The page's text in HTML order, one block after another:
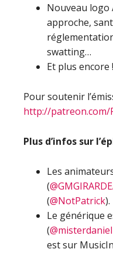
Nouveau logo
approche,
swatting…
Et plus encore !
Pour soutenir
http://patreon.com/
Plus d’infos sur
Les
(
(@NotPatrick).
Le générique
(
est sur